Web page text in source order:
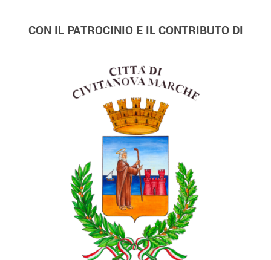
CON IL PATROCINIO E IL CONTRIBUTO DI